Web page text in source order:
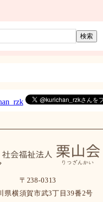
〒238-0313
県横須賀市武3丁目39番2号